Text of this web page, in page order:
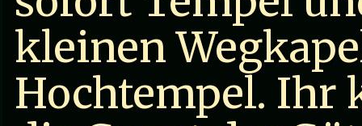
kleinen
Hochtempel. Ihr